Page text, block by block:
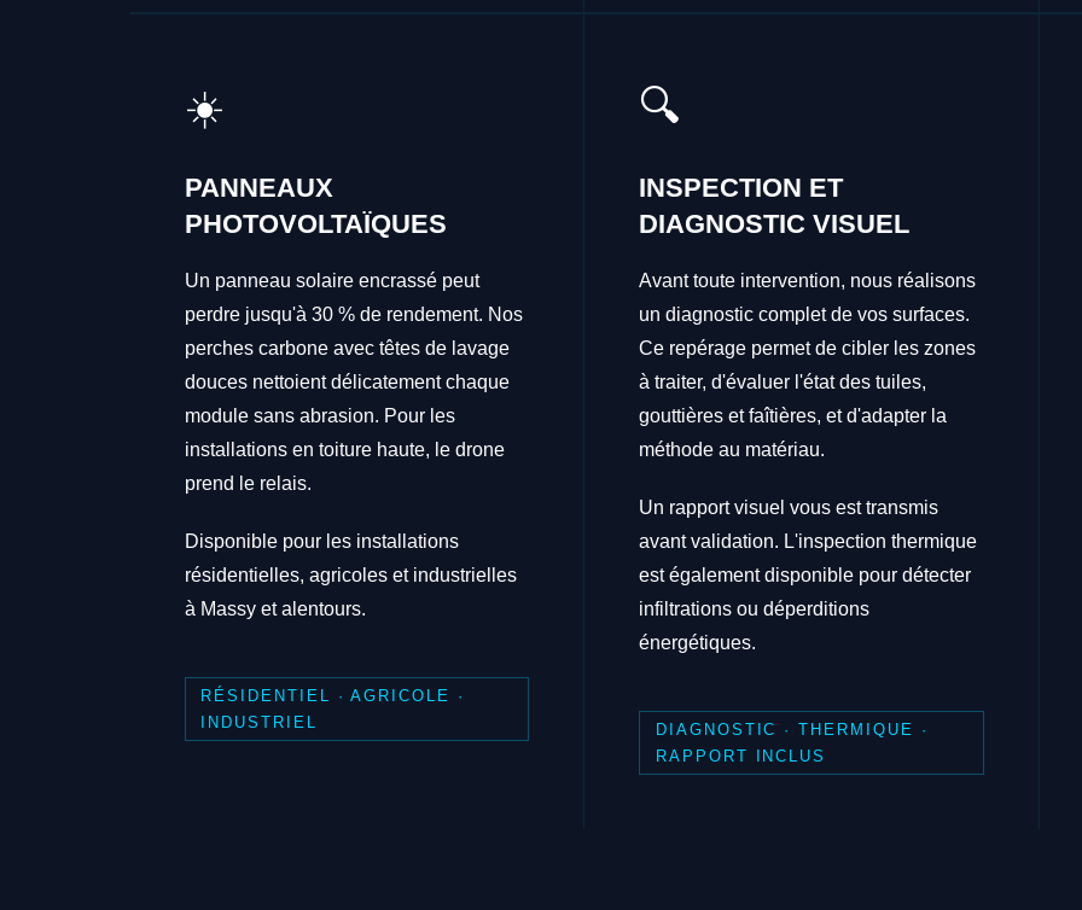
☀️
PANNEAUX
PHOTOVOLTAÏQUES
Un panneau solaire encrassé peut
perdre jusqu'à 30 % de rendement. Nos
perches carbone avec têtes de lavage
douces nettoient délicatement chaque
module sans abrasion. Pour les
installations en toiture haute, le drone
prend le relais.
Disponible pour les installations
résidentielles, agricoles et industrielles
à Massy et alentours.
RÉSIDENTIEL · AGRICOLE ·
INDUSTRIEL
🔍
INSPECTION ET
DIAGNOSTIC VISUEL
Avant toute intervention, nous réalisons
un diagnostic complet de vos surfaces.
Ce repérage permet de cibler les zones
à traiter, d'évaluer l'état des tuiles,
gouttières et faîtières, et d'adapter la
méthode au matériau.
Un rapport visuel vous est transmis
avant validation. L'inspection thermique
est également disponible pour détecter
infiltrations ou déperditions
énergétiques.
DIAGNOSTIC · THERMIQUE ·
RAPPORT INCLUS